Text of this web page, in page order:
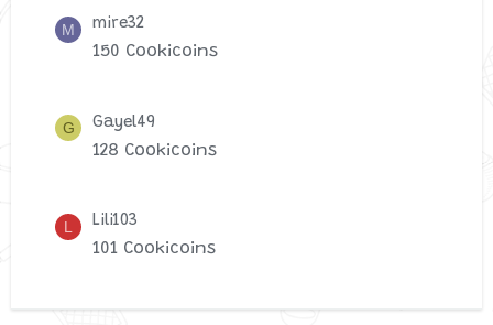
M mire32
150 Cookicoins
G Gayel49
128 Cookicoins
L Lili103
101 Cookicoins